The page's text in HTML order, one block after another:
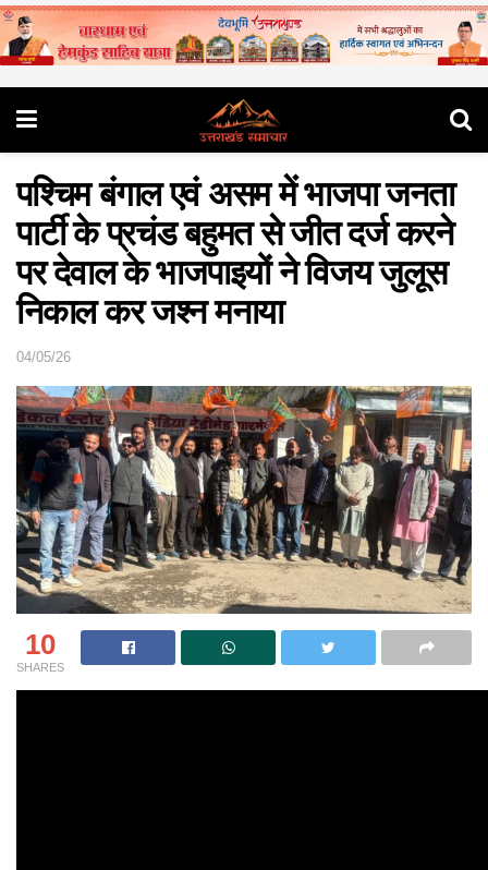
पश्चिम बंगाल एवं असम में भाजपा जनता
पार्टी के प्रचंड बहुमत से जीत दर्ज करने
पर देवाल के भाजपाइयों ने विजय जुलूस
निकाल कर जश्न मनाया
04/05/26
10
SHARES